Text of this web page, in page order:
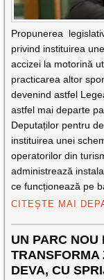
Propunerea
privind instituirea
accizei la motorină
practicarea altor
devenind astfel
astfel mai departe
Deputaților pentru
instituirea unei
operatorilor din
administrează
ce funcționează pe
CITEȘTE MAI
UN PARC NOU
TRANSFORMA
DEVA, CU